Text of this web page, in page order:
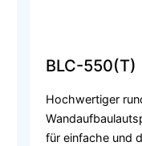
BLC-550(T)
Hochwertiger
für einfache und